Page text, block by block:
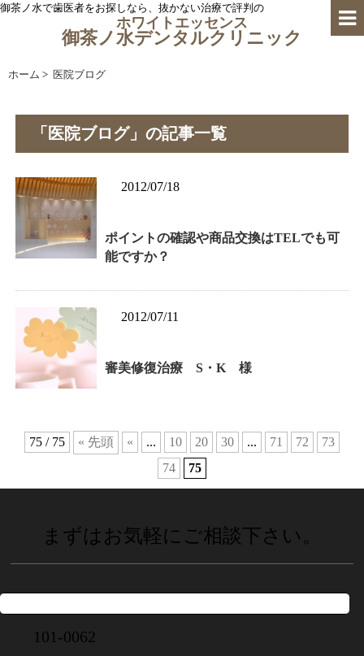
御茶ノ水で歯医者をお探しなら、抜かない治療で評判の
ホワイトエッセンス
御茶ノ水デンタルクリニック
ホーム > 医院ブログ
「医院ブログ」の記事一覧
2012/07/18
ポイントの確認や商品交換はTELでも可
能ですか？
2012/07/11
審美修復治療 S・K 様
75 / 75 « 先頭 « ... 10 20 30 ... 71 72
73
74
75
まずはお気軽にご相談下さい。
101-0062